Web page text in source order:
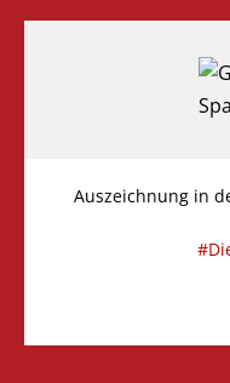
Auszeichnung in